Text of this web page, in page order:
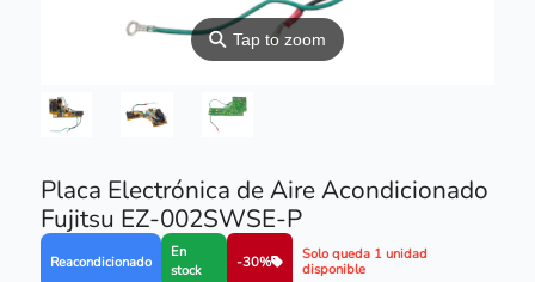
⚲Tap to zoom
Placa Electrónica de Aire Acondicionado
Fujitsu EZ-002SWSE-P
Reacondicionado
En
stock
-30%
Solo queda 1 unidad
disponible